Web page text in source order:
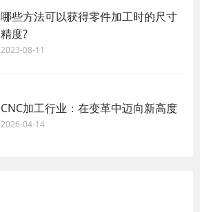
哪些方法可以获得零件加工时的尺寸
精度?
2023-08-11
CNC加工行业：在变革中迈向新高度
2026-04-14